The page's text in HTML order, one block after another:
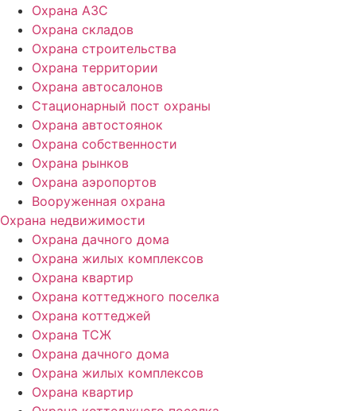
Охрана АЗС
Охрана складов
Охрана строительства
Охрана территории
Охрана автосалонов
Стационарный пост охраны
Охрана автостоянок
Охрана собственности
Охрана рынков
Охрана аэропортов
Вооруженная охрана
Охрана недвижимости
Охрана дачного дома
Охрана жилых комплексов
Охрана квартир
Охрана коттеджного поселка
Охрана коттеджей
Охрана ТСЖ
Охрана дачного дома
Охрана жилых комплексов
Охрана квартир